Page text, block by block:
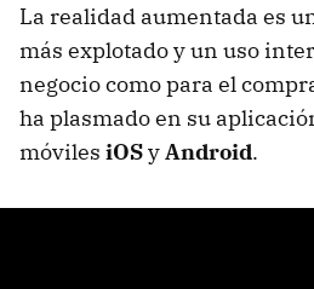
La realidad aumentada es
más explotado y un uso
negocio como para el
ha plasmado en su
móviles iOSyAndroid.